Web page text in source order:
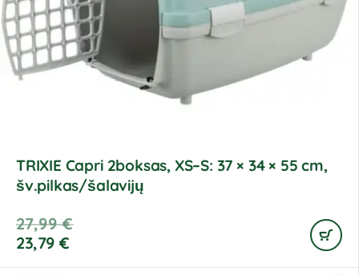
TRIXIE Capri 2boksas, XS–S: 37 × 34 × 55 cm,
šv.pilkas/šalavijų
27,99€
23,79 €